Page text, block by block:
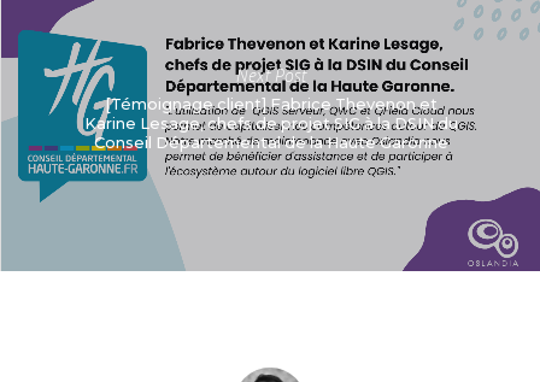
Next Post
[Témoignage client] Fabrice Thevenon et
Karine Lesage, chefs de projet SIG à la DSIN du
Conseil Départemental de la Haute Garonne